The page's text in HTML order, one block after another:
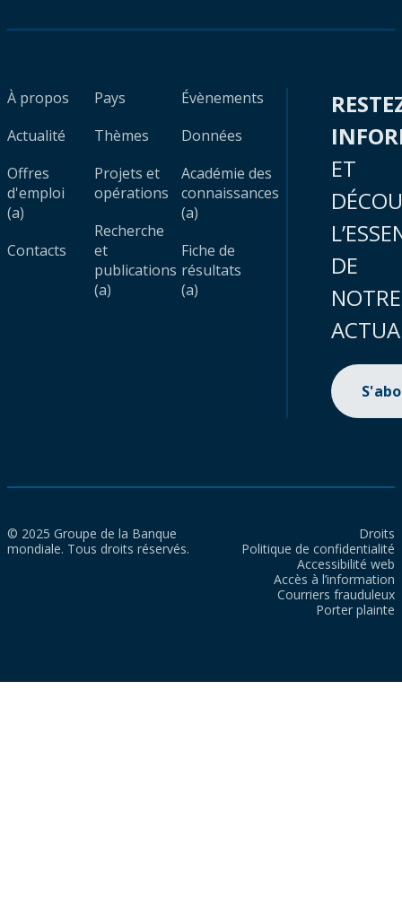
À propos
Actualité
Offres
d'emploi
(a)
Contacts
Pays
Thèmes
Projets et
opérations
Recherche
et
publications
(a)
Évènements
Données
Académie des
connaissances
(a)
Fiche de
résultats
(a)
ET
DE
NOTRE
© 2025 Groupe de la Banque
mondiale. Tous droits réservés.
Droits
Politique de confidentialité
Accessibilité web
Accès à l’information
Courriers frauduleux
Porter plainte